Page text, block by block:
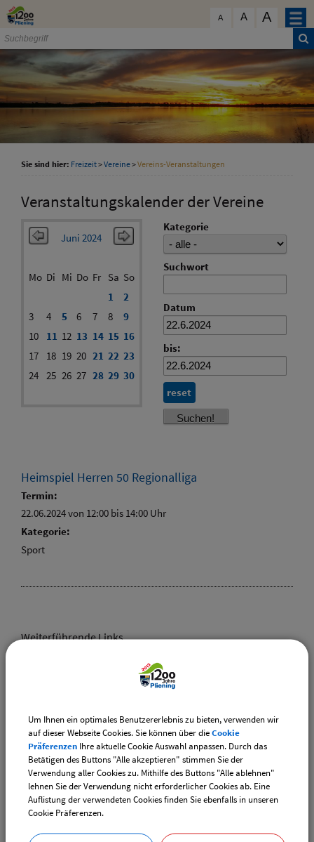
Zum Inhalt
A A A
Sie sind hier: Freizeit>Vereine>Vereins-Veranstaltungen
Veranstaltungskalender der Vereine
Juni 2024
Mo Di Mi Do Fr Sa So
1
2
3
4 5 6 7 8
9
10
11 12 13 14 15 16
17
18 19 20 21 22 23
24 25 26 27 28 29 30
Kategorie
Suchwort
Datum
bis:
reset
Heimspiel Herren 50 Regionalliga
Termin:
22.06.2024 von 12:00 bis 14:00 Uhr
Kategorie:
Sport
Weiterführende Links
Vereinsangebote speziell für junge Leute
Diese Vereine bieten Veranstaltungen speziell für junge
Downloads
Den gewählten Termin als VCS-Kalenderdatei
downloaden
Den gewählten Termin als iCal-Kalenderdatei
downloaden
Um Ihnen ein optimales Benutzererlebnis zu bieten, verwenden wir
auf dieser Webseite Cookies. Sie können über dieCookie
Präferenzen Ihre aktuelle Cookie Auswahl anpassen. Durch das
Betätigen des Buttons "Alle akzeptieren" stimmen Sie der
Verwendung aller Cookies zu. Mithilfe des Buttons "Alle ablehnen"
lehnen Sie der Verwendung nicht erforderlicher Cookies ab. Eine
Auflistung der verwendeten Cookies finden Sie ebenfalls in unseren
Cookie Präferenzen.
schließen